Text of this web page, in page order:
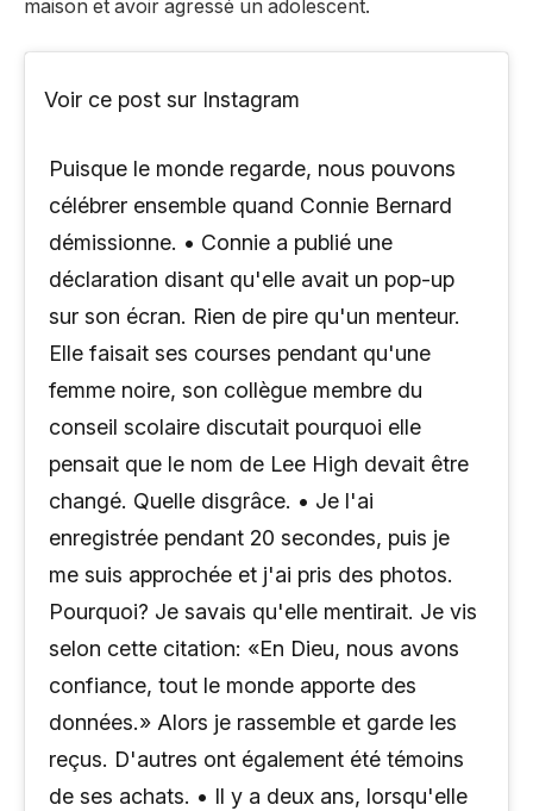
maison et avoir agressé un adolescent.
Voir ce post sur Instagram
Puisque le monde regarde, nous pouvons
célébrer ensemble quand Connie Bernard
démissionne. • Connie a publié une
déclaration disant qu'elle avait un pop-up
sur son écran. Rien de pire qu'un menteur.
Elle faisait ses courses pendant qu'une
femme noire, son collègue membre du
conseil scolaire discutait pourquoi elle
pensait que le nom de Lee High devait être
changé. Quelle disgrâce. • Je l'ai
enregistrée pendant 20 secondes, puis je
me suis approchée et j'ai pris des photos.
Pourquoi? Je savais qu'elle mentirait. Je vis
selon cette citation: «En Dieu, nous avons
confiance, tout le monde apporte des
données.» Alors je rassemble et garde les
reçus. D'autres ont également été témoins
de ses achats. • Il y a deux ans, lorsqu'elle